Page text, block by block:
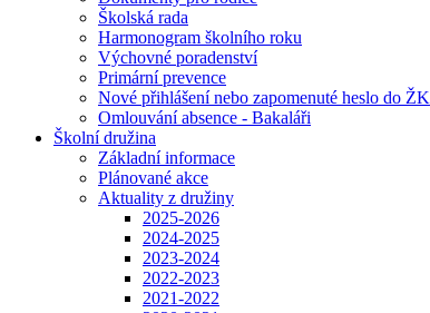
Školská rada
Harmonogram školního roku
Výchovné poradenství
Primární prevence
Nové přihlášení nebo zapomenuté heslo do ŽK
Omlouvání absence - Bakaláři
Školní družina
Základní informace
Plánované akce
Aktuality z družiny
2025-2026
2024-2025
2023-2024
2022-2023
2021-2022